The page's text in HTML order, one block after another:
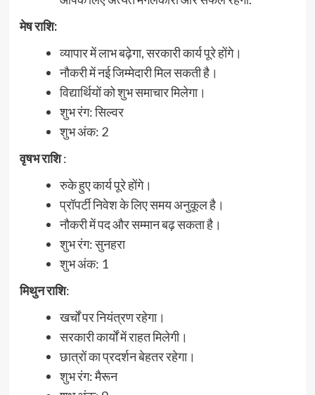
मेष राशि:
व्यापार में लाभ बढ़ेगा, सरकारी कार्य पूरे होंगे।
नौकरी में नई जिम्मेदारी मिल सकती है।
विद्यार्थियों को शुभ समाचार मिलेगा।
शुभ रंग: सिल्वर
शुभ अंक: 2
वृषभ राशि:
रुके हुए कार्य पूरे होंगे।
प्रॉपर्टी निवेश के लिए समय अनुकूल है।
नौकरी में पद और सम्मान बढ़ सकता है।
शुभ रंग: सुनहरा
शुभ अंक: 1
मिथुनराशि:
खर्चों पर नियंत्रण रहेगा।
सरकारी कार्यों में राहत मिलेगी।
छात्रों का प्रदर्शन बेहतर रहेगा।
शुभ रंग: मैरून